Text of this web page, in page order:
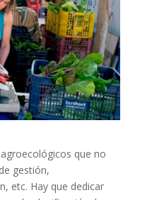
que no
gestión,
etc. Hay que dedicar